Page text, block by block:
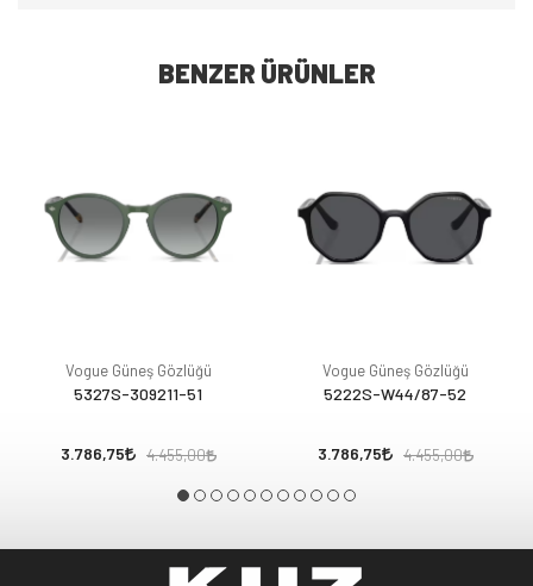
BENZER ÜRÜNLER
Vogue Güneş Gözlüğü
5327S-309211-51
3.786,75 4.455,00
Vogue Güneş Gözlüğü
5222S-W44/87-52
3.786,75 4.455,00